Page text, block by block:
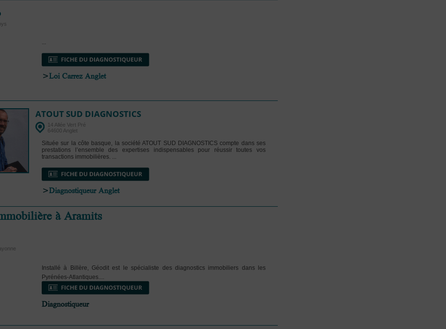
...
>Loi Carrez Anglet
ATOUT SUD DIAGNOSTICS
14 Allée Vert Pré
64600 Anglet
Située sur la côte basque, la société ATOUT SUD DIAGNOSTICS compte dans ses
prestations l’ensemble des expertises indispensables pour réussir toutes vos
transactions immobilières. ...
>Diagnostiqueur Anglet
à Aramits
Installé à Billère, Géodit est le spécialiste des diagnostics immobiliers dans les
Pyrénées-Atlantiques....
Diagnostiqueur